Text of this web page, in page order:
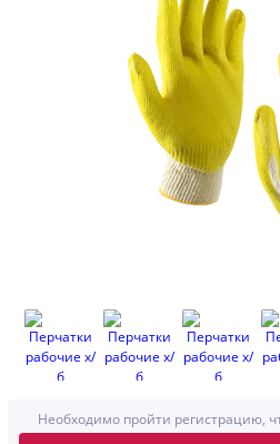
Необходимо пройти регистрацию,